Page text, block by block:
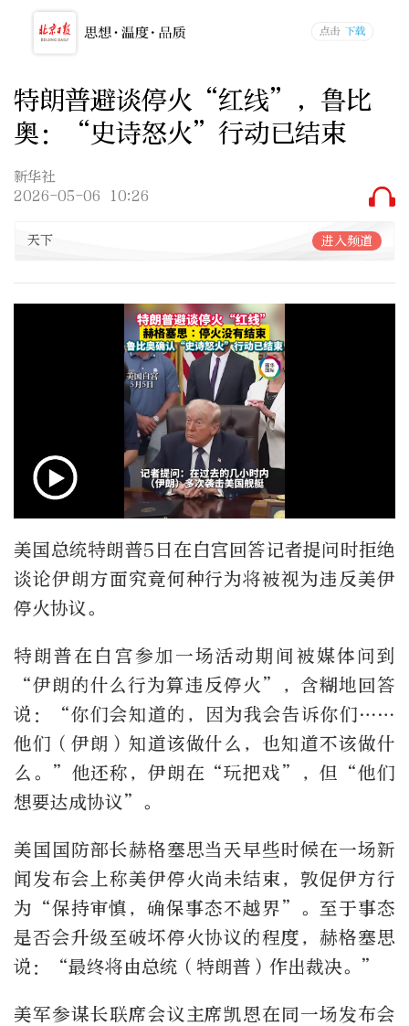
特朗普避谈停火“红线”，鲁比
奥：“史诗怒火”行动已结束
新华社
2026-05-06 10:26
天下 进入频道
美国总统特朗普5日在白宫回答记者提问时拒绝
谈论伊朗方面究竟何种行为将被视为违反美伊
停火协议。
特朗普在白宫参加一场活动期间被媒体问到
“伊朗的什么行为算违反停火”，含糊地回答
说：“你们会知道的，因为我会告诉你们……
他们（伊朗）知道该做什么，也知道不该做什
么。”他还称，伊朗在“玩把戏”，但“他们
想要达成协议”。
美国国防部长赫格塞思当天早些时候在一场新
闻发布会上称美伊停火尚未结束，敦促伊方行
为“保持审慎，确保事态不越界”。至于事态
是否会升级至破坏停火协议的程度，赫格塞思
说：“最终将由总统（特朗普）作出裁决。”
美军参谋长联席会议主席凯恩在同一场发布会